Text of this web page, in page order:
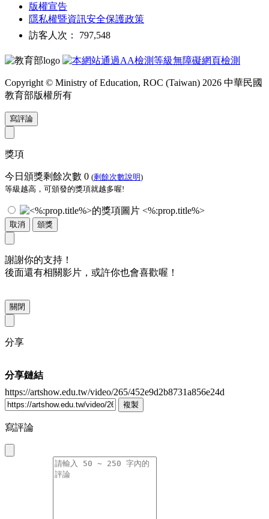
版權宣告
隱私權暨資訊安全保護政策
訪客人次： 797,548
Copyright © Ministry of Education, ROC (Taiwan) 2026 中華民國
教育部版權所有
寫評論
獎項
今日頒獎剩餘次數 0 (剩餘次數說明)
等級越高，可頒發的獎項就越多喔!
<%:prop.title%>
取消 頒獎
謝謝你的支持！
後面還有相關影片，或許你也會喜歡喔！
關閉
分享
分享鏈結
https://artshow.edu.tw/video/265/452e9d2b8731a856e24d
複製
寫評論